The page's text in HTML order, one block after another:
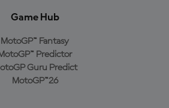
Game Hub
MotoGP™ Fantasy
Predictor
Guru Predict
MotoGP™26